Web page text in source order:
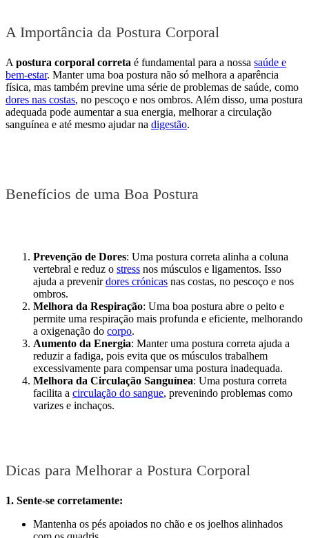
A Importância da Postura Corporal
A postura corporal correta é fundamental para a nossa saúde e
bem-estar. Manter uma boa postura não só melhora a aparência
física, mas também previne uma série de problemas de saúde, como
dores nas costas, no pescoço e nos ombros. Além disso, uma postura
adequada pode aumentar a sua energia, melhorar a circulação
sanguínea e até mesmo ajudar na digestão.
Benefícios de uma Boa Postura
Prevenção de Dores: Uma postura correta alinha a coluna
vertebral e reduz o stress nos músculos e ligamentos. Isso
ajuda a prevenirdores crónicas nas costas, no pescoço e nos
ombros.
Melhora da Respiração: Uma boa postura abre o peito e
permite uma respiração mais profunda e eficiente, melhorando
a oxigenação do corpo.
Aumento da Energia: Manter uma postura correta ajuda a
reduzir a fadiga, pois evita que os músculos trabalhem
excessivamente para compensar uma postura inadequada.
Melhora da Circulação Sanguínea: Uma postura correta
facilita a circulação do sangue, prevenindo problemas como
varizes e inchaços.
Dicas para Melhorar a Postura Corporal
1. Sente-se corretamente:
Mantenha os pés apoiados no chão e os joelhos alinhados